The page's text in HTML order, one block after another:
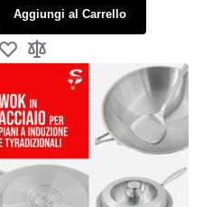
Aggiungi al Carrello
Aggiungi alla lista desideri
Aggiungi al confronto